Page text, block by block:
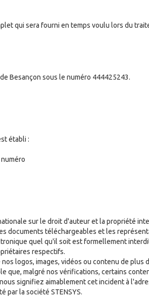
qui sera fourni en temps voulu lors du
Besançon sous le numéro 444425243.
établi :
sur le droit d'auteur et la propriété
documents téléchargeables et les
quel qu'il soit est formellement
respectifs.
logos, images, vidéos ou contenu de
que, malgré nos vérifications, certains
signifiez aimablement cet incident à
par la société STENSYS.